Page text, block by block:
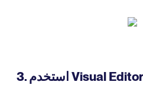
3. استخدم Visual Editor